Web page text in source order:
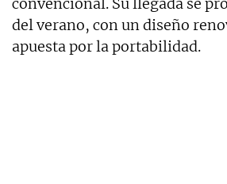
convencional. Su llegada se
del verano, con un diseño
apuesta por la portabilidad.